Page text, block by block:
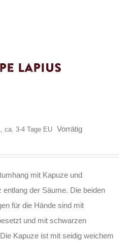
Lapius
ca. 3-4 Tage EU
Vorrätig
mit Kapuze und
der Säume. Die beiden
für die Hände sind mit
und mit schwarzen
Kapuze ist mit seidig weichem